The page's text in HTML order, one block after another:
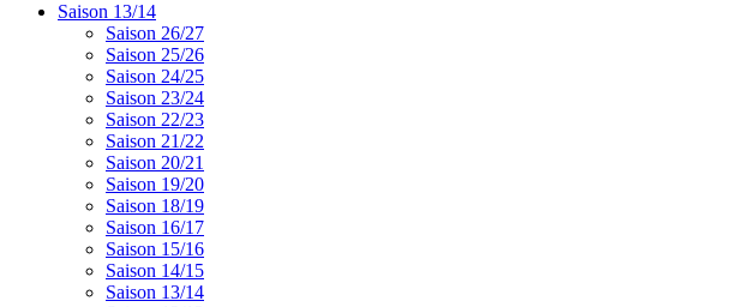
Saison 13/14
Saison 26/27
Saison 25/26
Saison 24/25
Saison 23/24
Saison 22/23
Saison 21/22
Saison 20/21
Saison 19/20
Saison 18/19
Saison 16/17
Saison 15/16
Saison 14/15
Saison 13/14